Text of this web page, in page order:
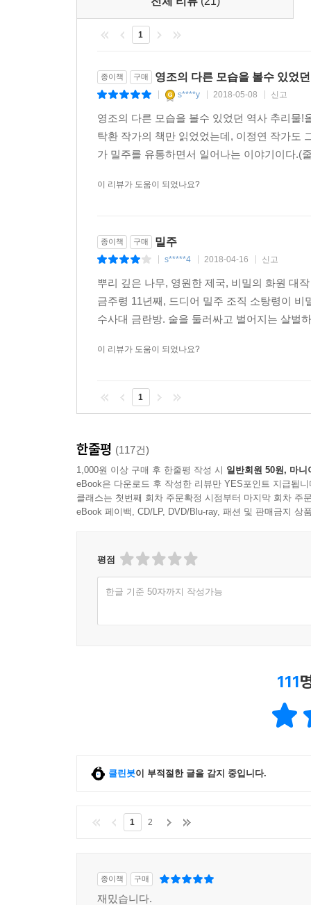
“지금의 자리면 족하옵니다, 전하.”
내관의 대답은 지난 십 년간 늘 같았다. 그래서
--- p.288~289
이야기가 달큰한 술 향기를 타고, 위태롭게 퍼지기
1
종이책 구매 영조의 다른 모습을 볼수 있었
s****y 2018-05-08 신고
영조의 다른 모습을 볼수 있었던 역사 추리물
탁환 작가의 책만 읽었었는데, 이정연 작가도
가 밀주를 유통하면서 일어나는 이야기이다.(
이 리뷰가 도움이 되었나요?
종이책 구매 밀주
s*****4 2018-04-16 신고
뿌리 깊은 나무, 영원한 제국, 비밀의 화원 대
금주령 11년째, 드디어 밀주 조직 소탕령이
수사대 금란방. 술을 둘러싸고 벌어지는 살벌
이 리뷰가 도움이 되었나요?
1
한줄평 (117건)
1,000원 이상 구매 후 한줄평 작성 시 일반회원 50원, 마니
eBook은 다운로드 후 작성한 리뷰만 YES포인트 지급됩니
클래스는 첫번째 회차 주문확정 시점부터 마지막 회차 주
eBook 페이백, CD/LP, DVD/Blu-ray, 패션 및 판매금지 상
평점
한글 기준 50자까지 작성가능
111
클린봇이 부적절한 글을 감지 중입니다.
1 2
종이책 구매
재밌습니다.